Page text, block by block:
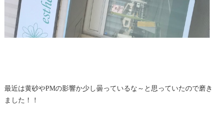
最近は黄砂やPMの影響か少し曇っているな～と思っていたので磨き
ました！！